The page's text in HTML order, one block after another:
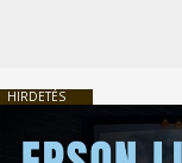
HIRDETÉS